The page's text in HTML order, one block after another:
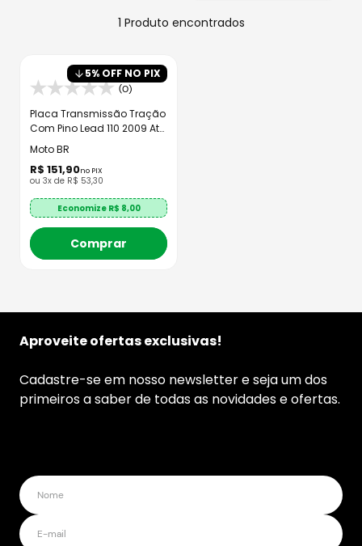
capacete aberto
1 Produto
5% OFF NO PIX
(0)
Placa Transmissão Tração
Com Pino Lead 110 2009 Até
2017
Moto BR
R$ 151,90no PIX
ou 3x de R$ 53,30
Economize R$ 8,00
Comprar
Aproveite ofertas exclusivas!
Cadastre-se em nosso newsletter e seja um dos
primeiros a saber de todas as novidades e ofertas.